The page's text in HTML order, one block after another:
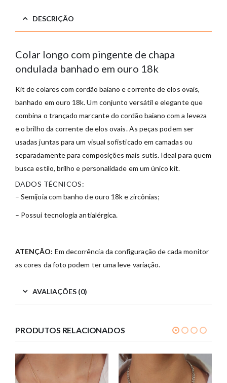
DESCRIÇÃO
Colar longo com pingente de chapa
ondulada banhado em ouro 18k
Kit de colares com cordão baiano e corrente de elos ovais,
banhado em ouro 18k. Um conjunto versátil e elegante que
combina o trançado marcante do cordão baiano com a leveza
e o brilho da corrente de elos ovais. As peças podem ser
usadas juntas para um visual sofisticado em camadas ou
separadamente para composições mais sutis. Ideal para quem
busca estilo, brilho e personalidade em um único kit.
DADOS TÉCNICOS:
– Semijoia com banho de ouro 18k e zircônias;
– Possui tecnologia antialérgica.
ATENÇÃO: Em decorrência da configuração de cada monitor
as cores da foto podem ter uma leve variação.
AVALIAÇÕES (0)
PRODUTOS RELACIONADOS